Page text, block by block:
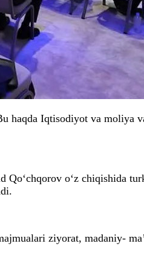
haqda Iqtisodiyot va moliya
Qo‘chqorov o‘z chiqishida
ziyorat, madaniy-